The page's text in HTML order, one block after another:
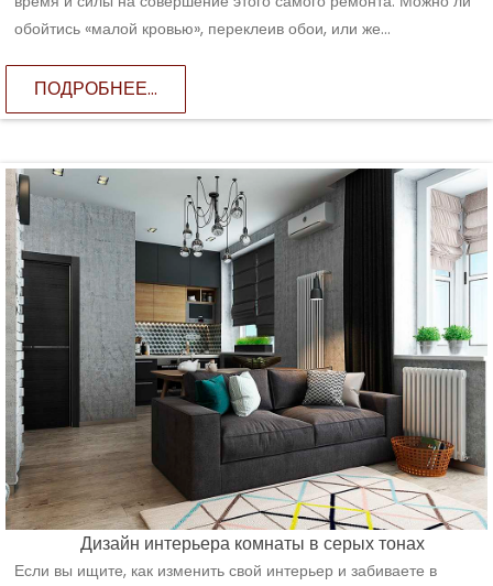
обойтись «малой кровью», переклеив обои, или же...
ПОДРОБНЕЕ...
Дизайн интерьера комнаты в серых тонах
Если вы ищите, как изменить свой интерьер и забиваете в